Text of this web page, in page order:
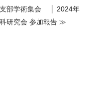
部学術集会
│ 2024年
研究会 参加報告 ≫